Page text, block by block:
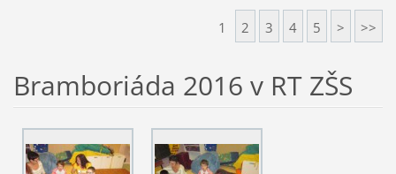
1 2 3 4 5 > >>
Bramboriáda 2016 v RT ZŠS